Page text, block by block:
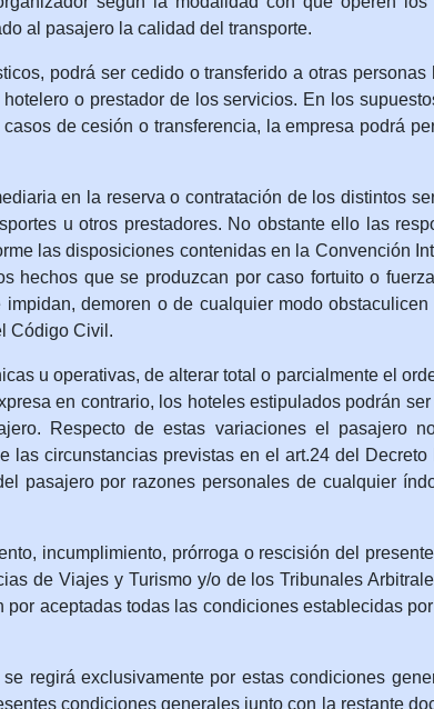
al pasajero la calidad del transporte.
podrá ser cedido o transferido a otras personas
o prestador de los servicios. En los
de cesión o transferencia, la empresa podrá
en la reserva o contratación de los distintos
u otros prestadores. No obstante ello las
las disposiciones contenidas en la Convención
que se produzcan por caso fortuito o
demoren o de cualquier modo
Código Civil.
u operativas, de alterar total o parcialmente el
en contrario, los hoteles estipulados podrán
Respecto de estas variaciones el pasajero
circunstancias previstas en el art.24 del Decreto
pasajero por razones personales de cualquier
incumplimiento, prórroga o rescisión del
de Viajes y Turismo y/o de los Tribunales
aceptadas todas las condiciones establecidas
regirá exclusivamente por estas condiciones
condiciones generales junto con la restante